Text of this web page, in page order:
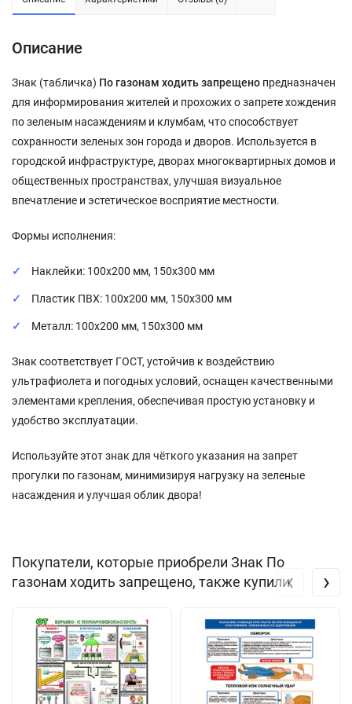
Описание
Знак (табличка) По газонам ходить запрещено предназначен
для информирования жителей и прохожих о запрете хождения
по зеленым насаждениям и клумбам, что способствует
сохранности зеленых зон города и дворов. Используется в
городской инфраструктуре, дворах многоквартирных домов и
общественных пространствах, улучшая визуальное
впечатление и эстетическое восприятие местности.
Формы исполнения:
Наклейки: 100x200 мм, 150x300 мм
Пластик ПВХ: 100x200 мм, 150x300 мм
Металл: 100x200 мм, 150x300 мм
Знак соответствует ГОСТ, устойчив к воздействию
ультрафиолета и погодных условий, оснащен качественными
элементами крепления, обеспечивая простую установку и
удобство эксплуатации.
Используйте этот знак для чёткого указания на запрет
прогулки по газонам, минимизируя нагрузку на зеленые
насаждения и улучшая облик двора!
Покупатели, которые приобрели Знак По
газонам ходить запрещено, также купили‹ ›